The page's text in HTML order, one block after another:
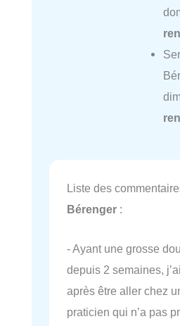
Liste des
Bérenger :
- Ayant une grosse
depuis 2 semaines,
après être aller chez
praticien qui n’a pas